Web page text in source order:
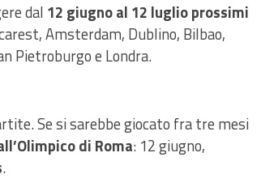
dal 12 giugno al 12 luglio prossimi
Amsterdam, Dublino, Bilbao,
Pietroburgo e Londra.
Se si sarebbe giocato fra tre mesi
di Roma: 12 giugno,
.